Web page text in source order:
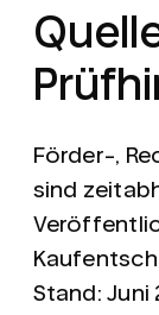
Förder-,
sind
Stand: Juni